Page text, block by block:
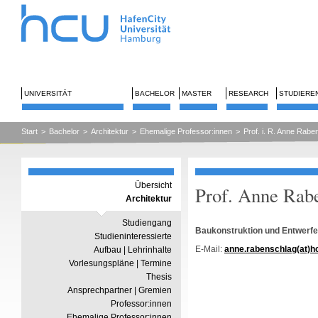
UNIVERSITÄT BACHELOR MASTER RESEARCH
Start > Bachelor > Architektur > Ehemalige Professor:innen > Prof. i. R. Anne
Übersicht
Architektur
Studiengang
Studieninteressierte
Aufbau | Lehrinhalte
Vorlesungspläne | Termine
Thesis
Ansprechpartner | Gremien
Professor:innen
Prof. Anne
Baukonstruktion und
E-Mail: